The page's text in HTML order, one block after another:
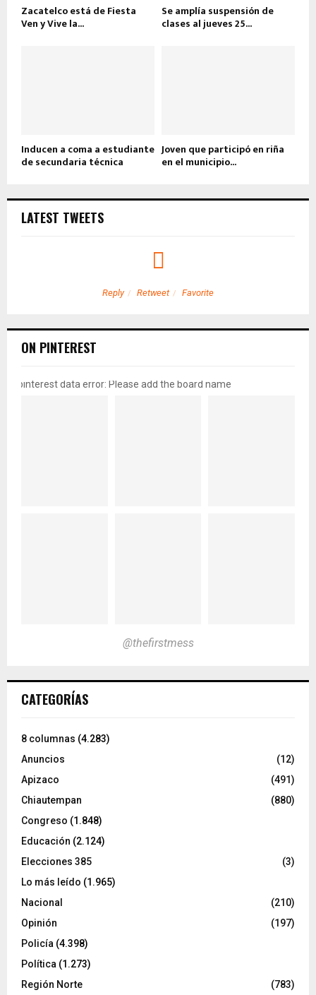
Zacatelco está de Fiesta
Ven y Vive la...
Se amplía suspensión de
clases al jueves 25...
Inducen a coma a estudiante
de secundaria técnica
Joven que participó en riña
en el municipio...
LATEST TWEETS
Reply Retweet Favorite
ON PINTEREST
pinterest data error: Please add the board name
@thefirstmess
CATEGORÍAS
8 columnas (4.283)
Anuncios
(12)
Apizaco
(491)
Chiautempan
(880)
Congreso (1.848)
Educación (2.124)
Elecciones 385
(3)
Lo más leído (1.965)
Nacional
(210)
Opinión
(197)
Policía (4.398)
Política (1.273)
Región Norte
(783)